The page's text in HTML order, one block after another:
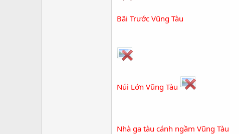
Bãi Trước Vũng Tàu
Núi Lớn Vũng Tàu
Nhà ga tàu cánh ngầm Vũng Tàu